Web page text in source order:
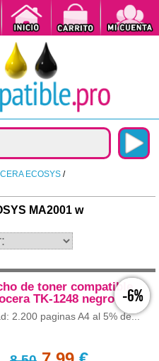
ECOSYS /
MA2001 w
-6%
de toner compatible
TK-1248 negro
2.200 paginas A4 al 5% de...